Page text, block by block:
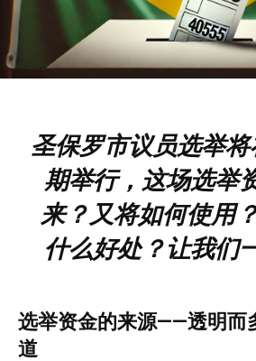
圣保罗市议员选举
期举行，这场选举
来？又将如何使用
什么好处？让我们
选举资金的来源——透明而
道